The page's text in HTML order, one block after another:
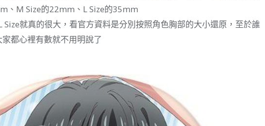
、M Size的22mm、L Size的35mm
Size就真的很大，看官方資料是分別按照角色胸部的大小還原，至於誰
都心裡有數就不用明說了